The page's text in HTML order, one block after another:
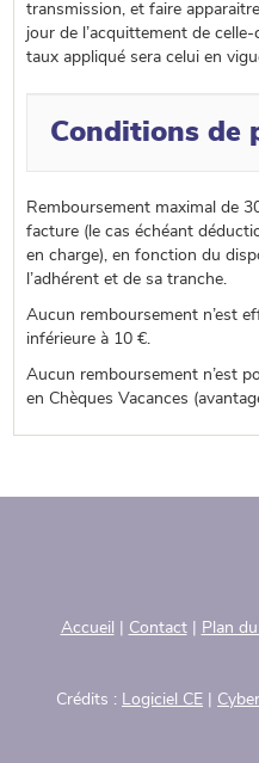
transmission, et faire
jour de l’acquittement de
taux appliqué sera celui en
Conditions de
Remboursement maximal de
facture (le cas échéant
en charge), en fonction du
l’adhérent et de sa tranche.
Aucun remboursement n’est
inférieure à 10 €.
Aucun remboursement n’est
en Chèques Vacances
Accueil Contact| Plan
Crédits : Logiciel CE